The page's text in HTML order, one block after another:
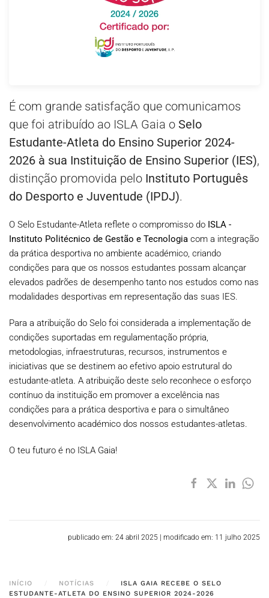
É com grande satisfação que comunicamos
que foi atribuído ao ISLA Gaia o Selo
Estudante-Atleta do Ensino Superior 2024-
2026 à sua Instituição de Ensino Superior (IES),
distinção promovida pelo Instituto Português
do Desporto e Juventude (IPDJ).
O Selo Estudante-Atleta reflete o compromisso do ISLA -
Instituto Politécnico de Gestão e Tecnologia com a integração
da prática desportiva no ambiente académico, criando
condições para que os nossos estudantes possam alcançar
elevados padrões de desempenho tanto nos estudos como nas
modalidades desportivas em representação das suas IES.
Para a atribuição do Selo foi considerada a implementação de
condições suportadas em regulamentação própria,
metodologias, infraestruturas, recursos, instrumentos e
iniciativas que se destinem ao efetivo apoio estrutural do
estudante-atleta. A atribuição deste selo reconhece o esforço
contínuo da instituição em promover a excelência nas
condições para a prática desportiva e para o simultâneo
desenvolvimento académico dos nossos estudantes-atletas.
O teu futuro é no ISLA Gaia!
publicado em: 24 abril 2025 modificado em: 11 julho 2025
INÍCIO NOTÍCIAS
ISLA GAIA RECEBE O SELO
ESTUDANTE-ATLETA DO ENSINO SUPERIOR 2024-2026